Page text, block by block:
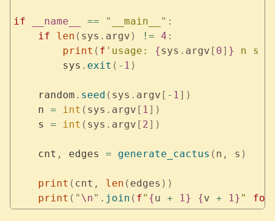
if __name__ == " __main__ " :
    if
len ( sys . argv ) != 4 :
        print
( f 'usage: {sys . argv [ 0] } n s
        sys
. exit ( - 1 )
    random
. seed ( sys . argv [ - 1])
    n
= int ( sys . argv [ 1])
    s
= int ( sys . argv [ 2])
    cnt
, edges = generate_cactus ( n , s )
    print
( cnt , len ( edges ))
    print
( " \n" . join ( f" {u + 1} {v + 1} " for